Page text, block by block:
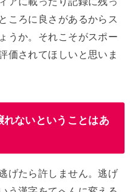
ころに良さがあるからス
うか。それこそがスポー
価されてほしいと思いま
ないということはあ
げたら許しません。逃げ